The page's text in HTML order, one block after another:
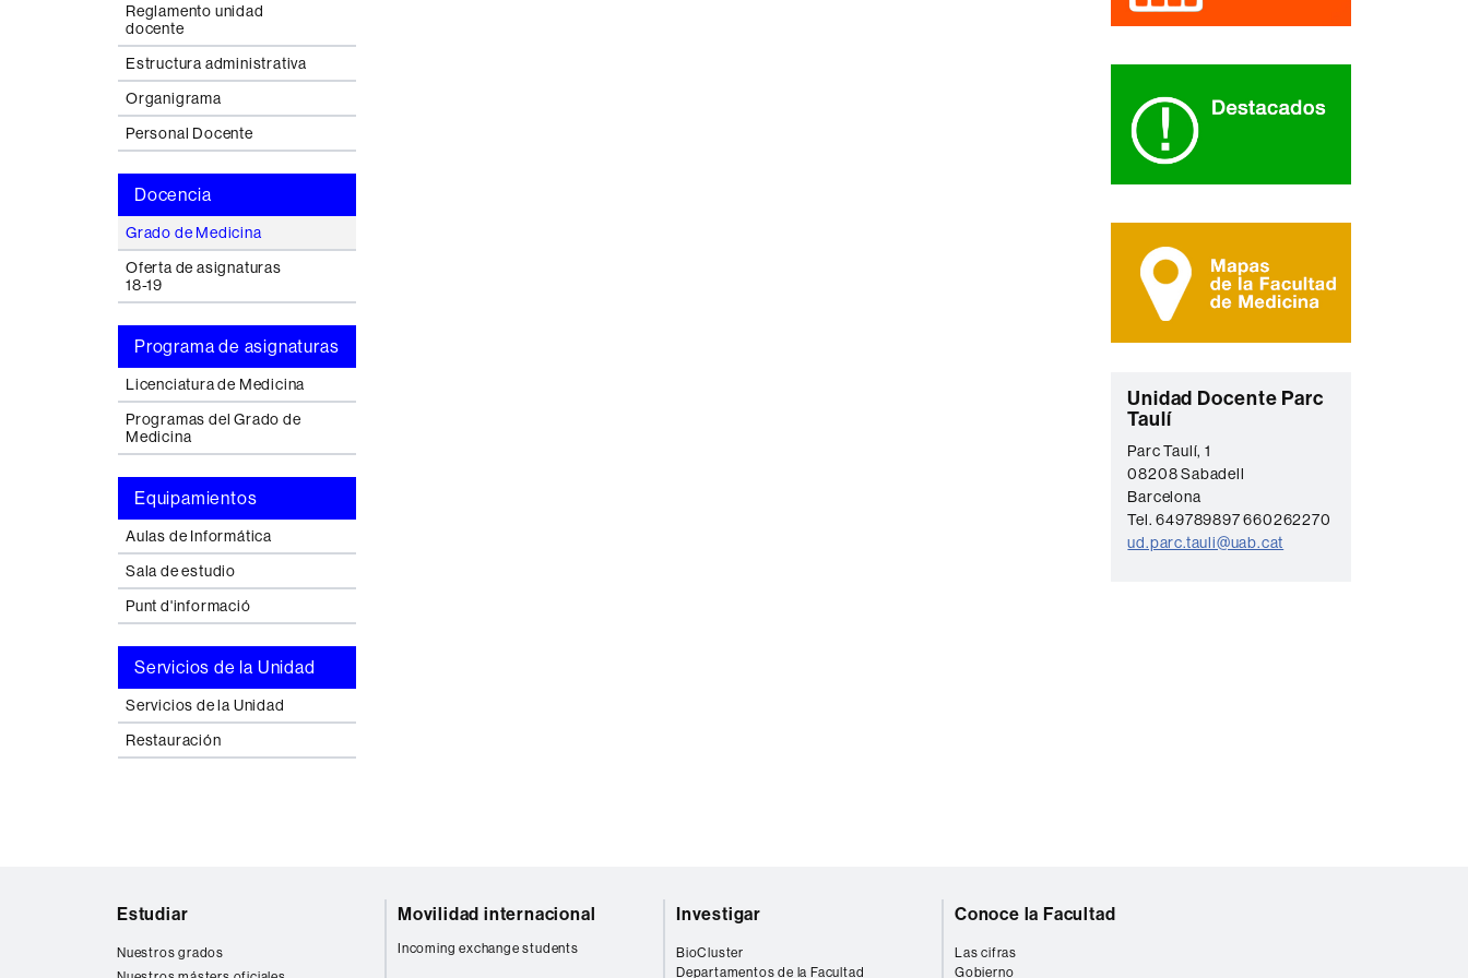
Reglamento unidad
docente
Estructura administrativa
Organigrama
Personal Docente
Docencia
Grado de Medicina
Oferta de asignaturas
18-19
Programa de asignaturas
Licenciatura de Medicina
Programas del Grado de
Medicina
Equipamientos
Aulas de Informática
Sala de estudio
Punt d'informació
Servicios de la Unidad
Servicios de la Unidad
Restauración
C
o
n
t
a
c
Unidad Docente Parc
Taulí
Parc Taulí, 1
08208 Sabadell
Barcelona
Tel. 649789897 660262270
ud.parc.tauli@uab.cat
Estudiar
Nuestros grados
Movilidad internacional
Incoming exchange students
Investigar
BioCluster
Departamentos de la Facultad
Conoce la Facultad
Las cifras
Gobierno